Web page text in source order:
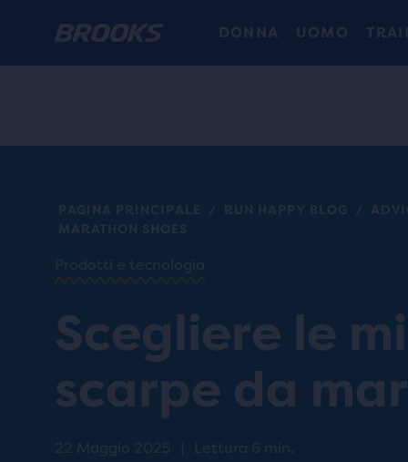
DONNA UOMO
PAGINA PRINCIPALE / RUN HAPPY BLOG /
MARATHON SHOES
Prodotti e tecnologia
Scegliere le
scarpe da
22 Maggio 2025 |
Lettura 6 min.